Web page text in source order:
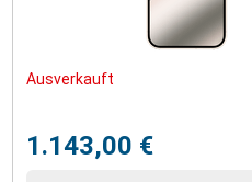
Ausverkauft
1.143,00 €